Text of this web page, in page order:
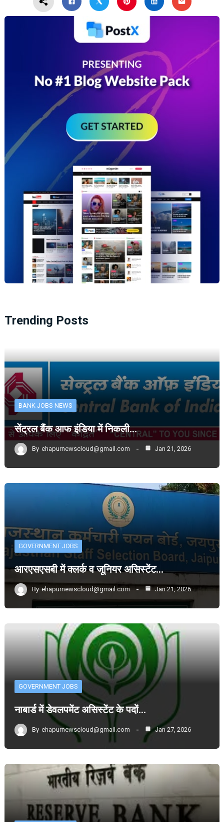
Trending Posts
BANK JOBS NEWS
सेंट्रल बैंक आफ इंडिया में निकली…
By ehapurnewscloud@gmail.com Jan 21, 2026
GOVERNMENT JOBS
आरएसएसबी में क्लर्क व जूनियर असिस्टेंट…
By ehapurnewscloud@gmail.com Jan 21, 2026
GOVERNMENT JOBS
नाबार्ड में डेवलपमेंट असिस्टेंट के पदों…
By ehapurnewscloud@gmail.com Jan 27, 2026